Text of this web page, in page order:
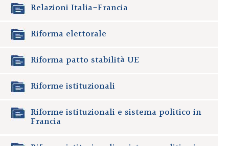
Relazioni Italia-Francia
Riforma elettorale
Riforma patto stabilità UE
Riforme istituzionali
Riforme istituzionali e sistema politico in
Francia